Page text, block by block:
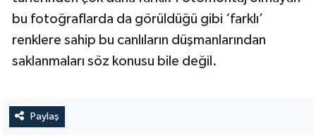
bu fotoğraflarda da görüldüğü gibi ‘farklı’
renklere sahip bu canlıların düşmanlarından
saklanmaları söz konusu bile değil.
Paylaş